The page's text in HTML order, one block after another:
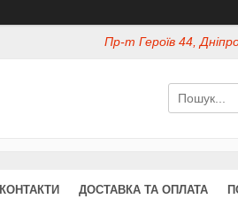
Пр-т Героїв 44,
КОНТАКТИ ДОСТАВКА ТА ОПЛАТА